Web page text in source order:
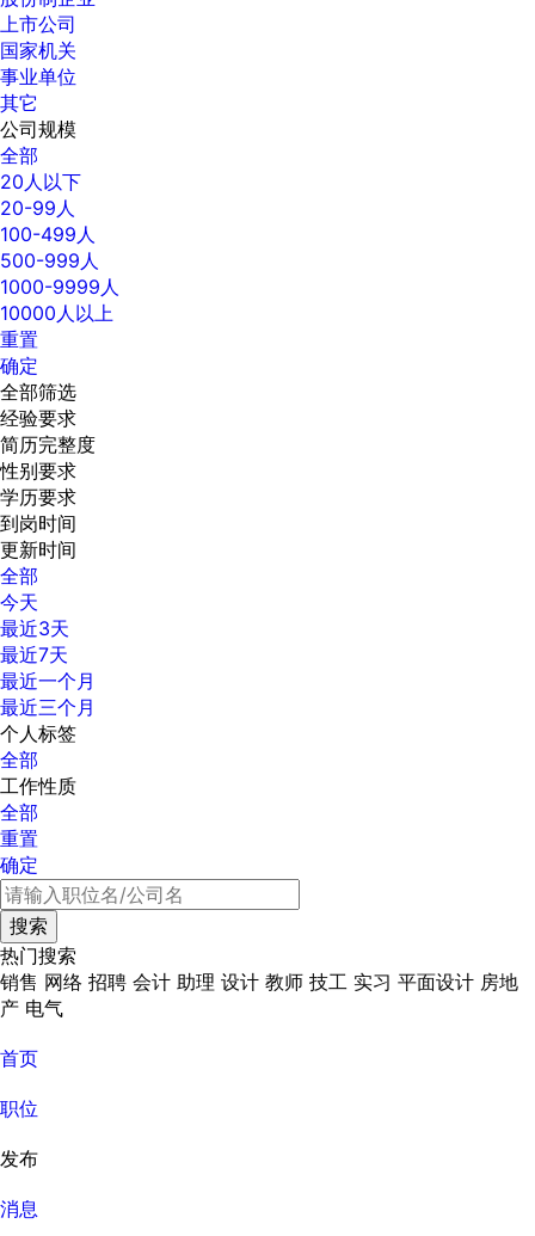
上市公司
国家机关
事业单位
其它
公司规模
全部
20人以下
20-99人
100-499人
500-999人
1000-9999人
10000人以上
重置
确定
全部筛选
经验要求
简历完整度
性别要求
学历要求
到岗时间
更新时间
全部
今天
最近3天
最近7天
最近一个月
最近三个月
个人标签
全部
工作性质
全部
重置
确定
热门搜索
销售 网络 招聘 会计 助理 设计 教师 技工 实习 平面设计 房地
产 电气
首页
职位
发布
消息